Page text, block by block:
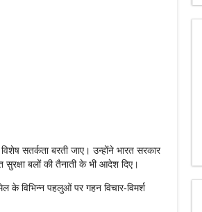
सतर्कता बरती जाए। उन्होंने भारत सरकार
सुरक्षा बलों की तैनाती के भी आदेश दिए।
के विभिन्न पहलुओं पर गहन विचार-विमर्श